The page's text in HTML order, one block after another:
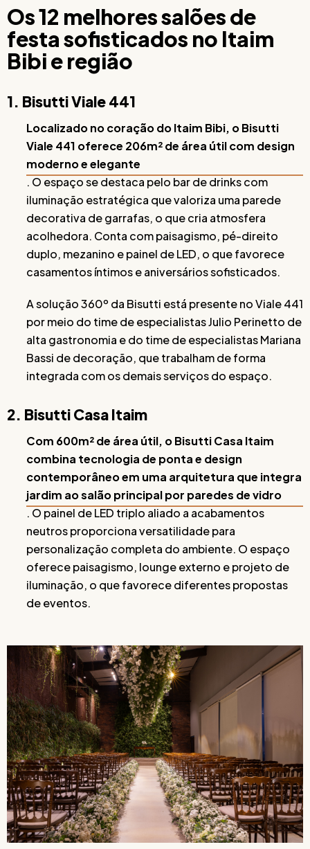
Os 12 melhores salões de
festa sofisticados no Itaim
Bibi e região
1. Bisutti Viale 441
Localizado no coração do Itaim Bibi, o Bisutti
Viale 441 oferece 206m² de área útil com design
moderno e elegante
. O espaço se destaca pelo bar de drinks com
iluminação estratégica que valoriza uma parede
decorativa de garrafas, o que cria atmosfera
acolhedora. Conta com paisagismo, pé-direito
duplo, mezanino e painel de LED, o que favorece
casamentos íntimos e aniversários sofisticados.
A solução 360º da Bisutti está presente no Viale 441
por meio do time de especialistas Julio Perinetto de
alta gastronomia e do time de especialistas Mariana
Bassi de decoração, que trabalham de forma
integrada com os demais serviços do espaço.
2. Bisutti Casa Itaim
Com 600m² de área útil, o Bisutti Casa Itaim
combina tecnologia de ponta e design
contemporâneo em uma arquitetura que integra
jardim ao salão principal por paredes de vidro
. O painel de LED triplo aliado a acabamentos
neutros proporciona versatilidade para
personalização completa do ambiente. O espaço
oferece paisagismo, lounge externo e projeto de
iluminação, o que favorece diferentes propostas
de eventos.